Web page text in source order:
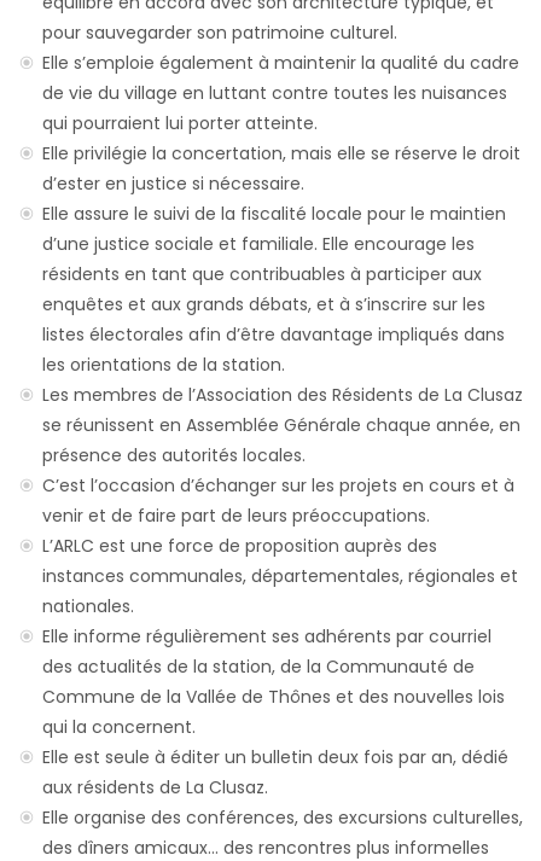
pour sauvegarder son patrimoine culturel.
Elle s’emploie également à maintenir la qualité du cadre
de vie du village en luttant contre toutes les nuisances
qui pourraient lui porter atteinte.
Elle privilégie la concertation, mais elle se réserve le droit
d’ester en justice si nécessaire.
Elle assure le suivi de la fiscalité locale pour le maintien
d’une justice sociale et familiale. Elle encourage les
résidents en tant que contribuables à participer aux
enquêtes et aux grands débats, et à s’inscrire sur les
listes électorales afin d’être davantage impliqués dans
les orientations de la station.
Les membres de l’Association des Résidents de La Clusaz
se réunissent en Assemblée Générale chaque année, en
présence des autorités locales.
C’est l’occasion d’échanger sur les projets en cours et à
venir et de faire part de leurs préoccupations.
L’ARLC est une force de proposition auprès des
instances communales, départementales, régionales et
nationales.
Elle informe régulièrement ses adhérents par courriel
des actualités de la station, de la Communauté de
Commune de la Vallée de Thônes et des nouvelles lois
qui la concernent.
Elle est seule à éditer un bulletin deux fois par an, dédié
aux résidents de La Clusaz.
Elle organise des conférences, des excursions culturelles,
des dîners amicaux… des rencontres plus informelles